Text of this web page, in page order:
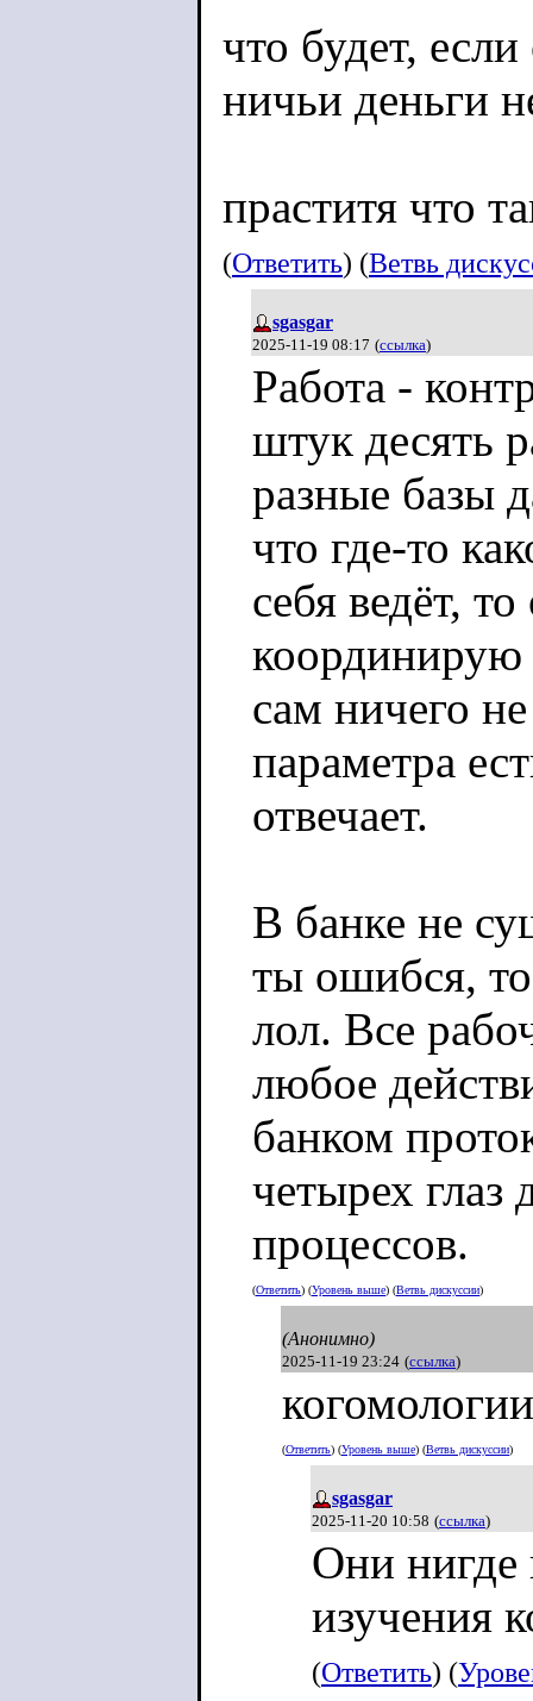
что будет,
ничьи деньги
праститя что
(Ответить) (Ветвь
sgasgar
2025-11-19 08:17 (ссылка)
Работа -
штук десять
разные базы
что где-то
себя ведёт,
сам ничего
параметра
отвечает.
В банке не
ты ошибся,
лол. Все
любое
банком
четырех глаз
процессов.
(Ответить) (Уровень выше) (Ветвь дискуссии)
(Анонимно)
2025-11-19 23:24 (ссылка)
(Ответить) (Уровень выше) (Ветвь дискуссии)
sgasgar
2025-11-20 10:58 (ссылка)
Они
изучения
(Ответить) (